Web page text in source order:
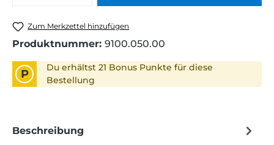
Zum Merkzettel hinzufügen
Produktnummer: 9100.050.00
P
Du erhältst 21 Bonus Punkte für diese
Bestellung
Beschreibung